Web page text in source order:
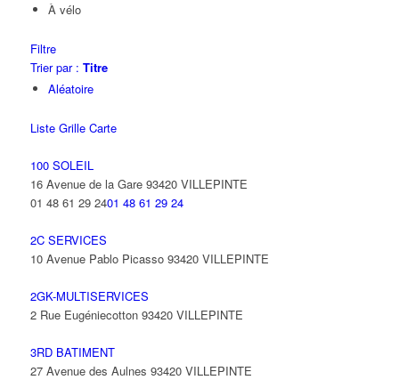
À vélo
Filtre
Trier par : Titre
Aléatoire
Liste Grille Carte
100 SOLEIL
16 Avenue de la Gare 93420 VILLEPINTE
01 48 61 29 2401 48 61 29 24
2C SERVICES
10 Avenue Pablo Picasso 93420 VILLEPINTE
2GK-MULTISERVICES
2 Rue Eugéniecotton 93420 VILLEPINTE
3RD BATIMENT
27 Avenue des Aulnes 93420 VILLEPINTE